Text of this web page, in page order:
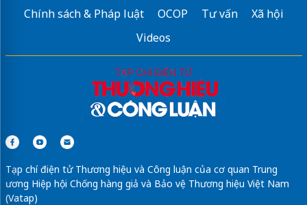
Chính sách & Pháp luật
OCOP Tư vấn
Xã hội
Videos
Tạp chí điện tử Thương hiệu và Công luận của cơ quan Trung
ương Hiệp hội Chống hàng giả và Bảo vệ Thương hiệu Việt Nam
(Vatap)